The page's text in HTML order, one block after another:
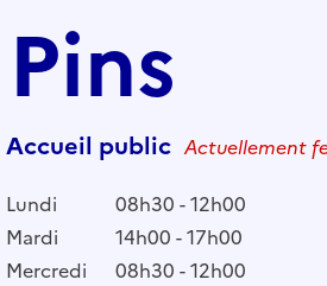
Accueil public Actuellement
Lundi
08h30 - 12h00
Mardi
14h00 - 17h00
Mercredi
08h30 - 12h00